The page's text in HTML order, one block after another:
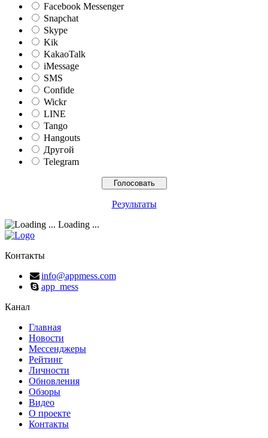
Facebook Messenger
Snapchat
Skype
Kik
KakaoTalk
iMessage
SMS
Confide
Wickr
LINE
Tango
Hangouts
Другой
Telegram
Результаты
Loading ...
Контакты
info@appmess.com
app_mess
Канал
Главная
Новости
Мессенджеры
Рейтинг
Личности
Обновления
Обзоры
Видео
О проекте
Контакты